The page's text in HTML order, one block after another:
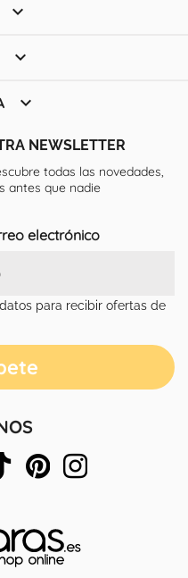



NEWSLETTER
todas las novedades,
antes que nadie
electrónico
para recibir ofertas de